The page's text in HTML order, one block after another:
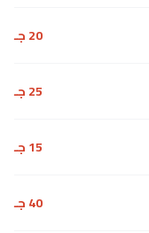
20 جـ
25 جـ
15 جـ
40 جـ